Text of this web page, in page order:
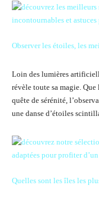
Observer les étoiles, les
Loin des lumières
révèle toute sa magie.
quête de sérénité,
une danse d’étoiles
Quelles sont les îles les